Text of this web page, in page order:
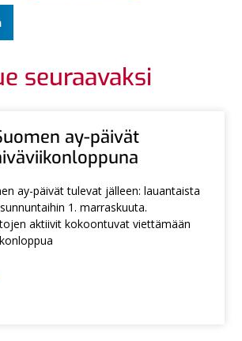
seuraavaksi
ay-päivät
ay-päivät tulevat jälleen: lauantaista
1. marraskuuta.
aktiivit kokoontuvat viettämään